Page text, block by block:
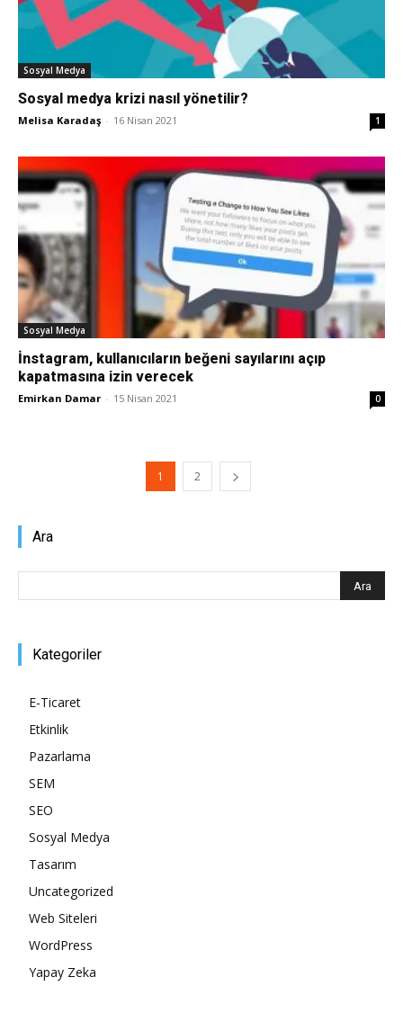
Sosyal Medya
Sosyal medya krizi nasıl yönetilir?
Melisa Karadaş - 16 Nisan 2021 1
Sosyal Medya
İnstagram, kullanıcıların beğeni sayılarını açıp
kapatmasına izin verecek
Emirkan Damar - 15 Nisan 2021 0
1 2
Ara
Kategoriler
E-Ticaret
Etkinlik
Pazarlama
SEM
SEO
Sosyal Medya
Tasarım
Uncategorized
Web Siteleri
WordPress
Yapay Zeka